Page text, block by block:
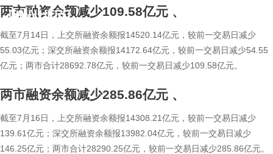
两市融资余额减少109.58亿元 、
截至7月14日，上交所融资余额报14520.14亿元，较前一交易日减少
55.03亿元；深交所融资余额报14172.64亿元，较前一交易日减少54.55
亿元；两市合计28692.78亿元，较前一交易日减少109.58亿元。
两市融资余额减少285.86亿元 、
截至7月16日，上交所融资余额报14308.21亿元，较前一交易日减少
139.61亿元；深交所融资余额报13982.04亿元，较前一交易日减少
146.25亿元；两市合计28290.25亿元，较前一交易日减少285.86亿元。